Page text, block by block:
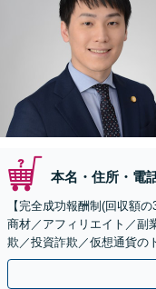
本名・住所・電
【完全成功報酬制(回収額
商材／アフィリエイト／副
欺／投資詐欺／仮想通貨の
のみで解決も可能！